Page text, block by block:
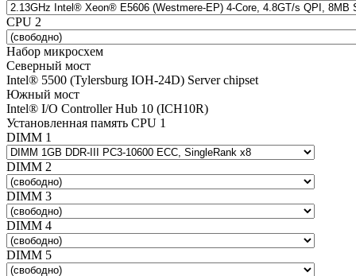
CPU 2
Набор микросхем
Северный мост
Intel® 5500 (Tylersburg IOH-24D) Server chipset
Южный мост
Intel® I/O Controller Hub 10 (ICH10R)
Установленная память CPU 1
DIMM 1
DIMM 2
DIMM 3
DIMM 4
DIMM 5